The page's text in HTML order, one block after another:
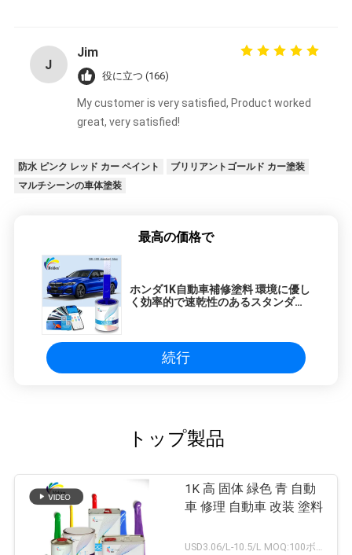
J
Jim
役に立つ (166)
My customer is very satisfied, Product worked
great, very satisfied!
防水 ピンク レッド カー ペイント
ブリリアントゴールド カー塗装
マルチシーンの車体塗装
最高の価格で
ホンダ1K自動車補修塗料 環境に優し
く効率的で速乾性のあるスタンダー
続行
トップ製品
1K 高 固体 緑色 青 自動
車 修理 自動車 改装 塗料
USD3.06/L-10.5/L MOQ:100ボックス